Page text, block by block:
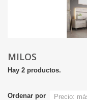
MILOS
Hay 2 productos.
Ordenar por